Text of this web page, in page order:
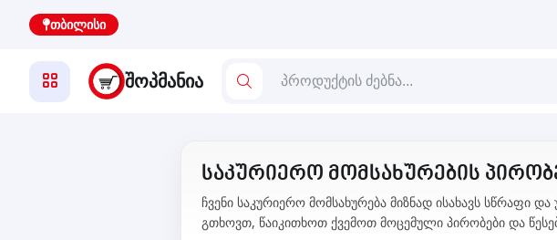
თბილისი
ᲨᲝᲞᲛᲐᲜᲘᲐ
საკურიერო მომსახურების
ჩვენი საკურიერო მომსახურება მიზნად ისახავს
გთხოვთ, წაიკითხოთ ქვემოთ მოცემული პირობები და